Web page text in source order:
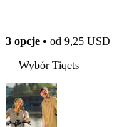
3 opcje • od 9,25 USD
Wybór Tiqets